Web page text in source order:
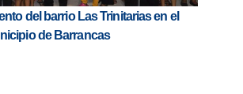
del barrio Las Trinitarias en el
de Barrancas